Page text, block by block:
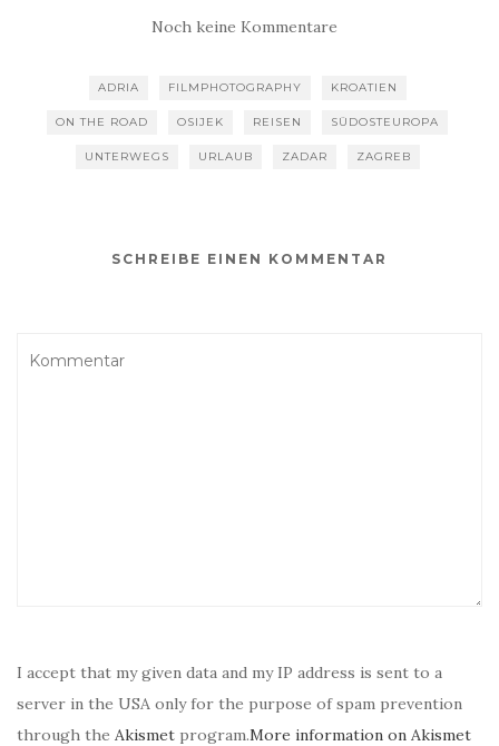
Noch keine Kommentare
ADRIA FILMPHOTOGRAPHY KROATIEN
ON THE ROAD OSIJEK REISEN SÜDOSTEUROPA
UNTERWEGS URLAUB ZADAR ZAGREB
SCHREIBE EINEN KOMMENTAR
I accept that my given data and my IP address is sent to a
server in the USA only for the purpose of spam prevention
through the Akismet program.More information on Akismet